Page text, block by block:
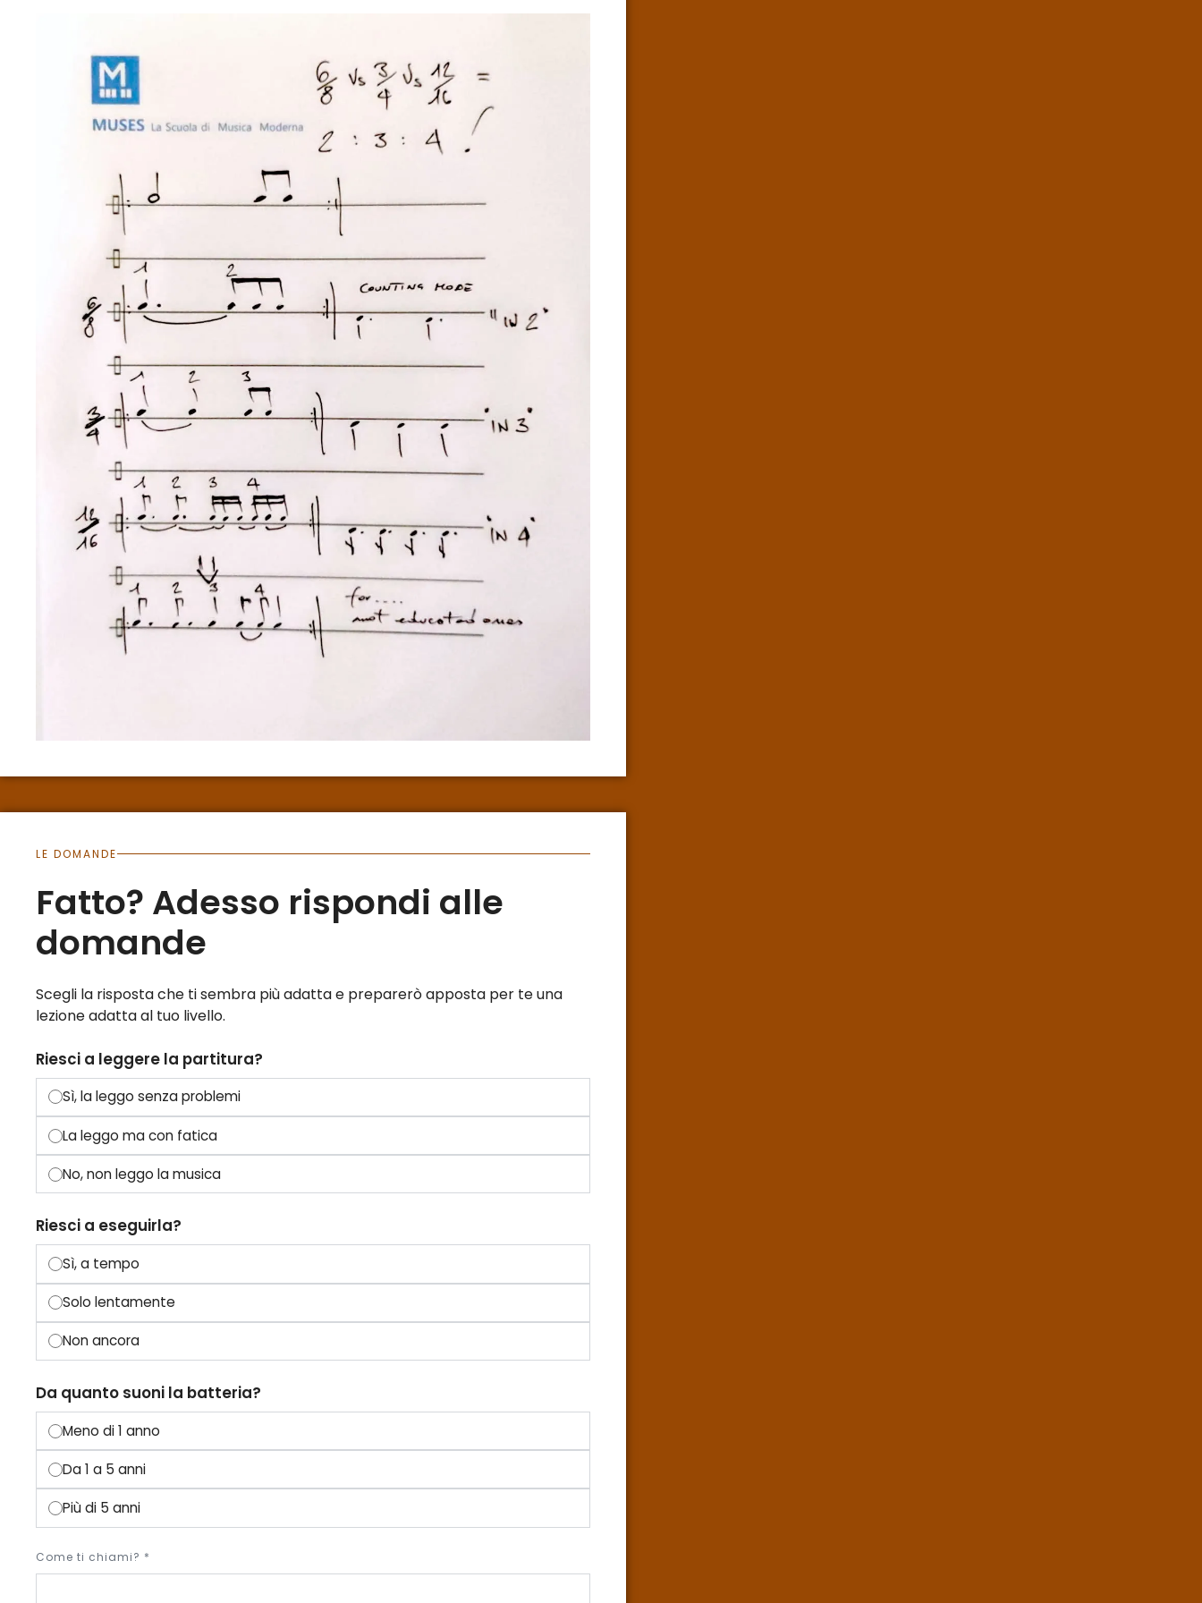
LE DOMANDE
Fatto? Adesso rispondi alle
domande
Scegli la risposta che ti sembra più adatta e preparerò apposta per te una
lezione adatta al tuo livello.
Riesci a leggere la partitura?
Sì, la leggo senza problemi
La leggo ma con fatica
No, non leggo la musica
Riesci a eseguirla?
Sì, a tempo
Solo lentamente
Non ancora
Da quanto suoni la batteria?
Meno di 1 anno
Da 1 a 5 anni
Più di 5 anni
Come ti chiami? *